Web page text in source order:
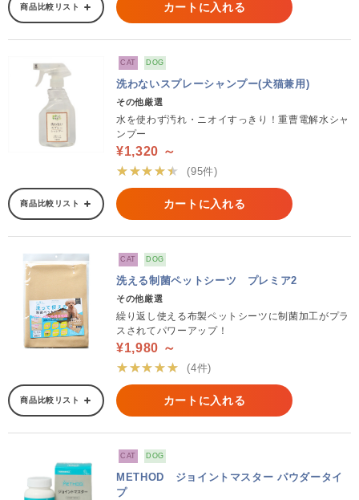
商品比較リスト カートに入れる
CAT DOG
洗わないスプレーシャンプー(犬猫兼用)
その他厳選
水を使わず汚れ・ニオイすっきり！重曹電解水シャ
ンプー
¥1,320 ～
★★★★★
(95件)
商品比較リスト カートに入れる
CAT DOG
洗える制菌ペットシーツ プレミア2
その他厳選
繰り返し使える布製ペットシーツに制菌加工がプラ
スされてパワーアップ！
¥1,980 ～
★★★★★
(4件)
商品比較リスト カートに入れる
CAT DOG
METHOD ジョイントマスター パウダータイ
プ